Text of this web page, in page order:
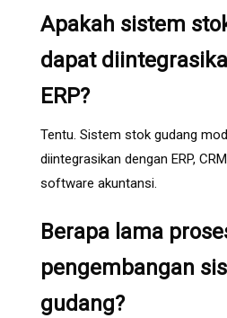
Apakah sistem
dapat
ERP?
Tentu. Sistem stok gudang
diintegrasikan dengan ERP,
software akuntansi.
Berapa lama
pengembangan
gudang?